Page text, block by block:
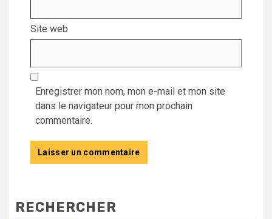
Site web
Enregistrer mon nom, mon e-mail et mon site
dans le navigateur pour mon prochain
commentaire.
RECHERCHER